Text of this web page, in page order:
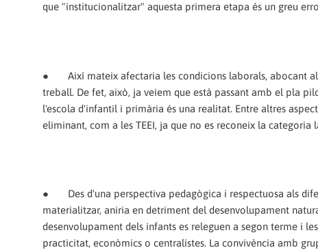
que "institucionalitzar" aquesta primera etapa és un greu
● Així mateix afectaria les condicions laborals, abocant
treball. De fet, això, ja veiem que està passant amb el pla
l'escola d'infantil i primària és una realitat. Entre altres
eliminant, com a les TEEI, ja que no es reconeix la categoria
● Des d'una perspectiva pedagògica i respectuosa als
materialitzar, aniria en detriment del desenvolupament
desenvolupament dels infants es releguen a segon terme i
practicitat, econòmics o centralistes. La convivència amb